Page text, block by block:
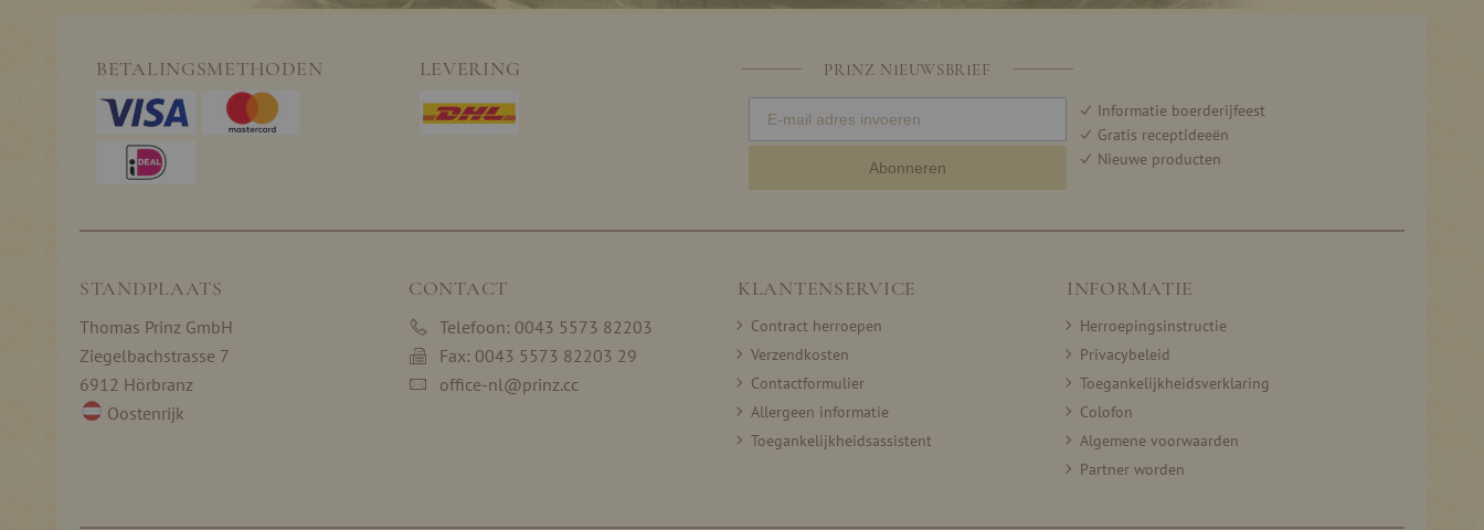
BETALINGSMETHODEN LEVERING PRINZ NIEUWSBRIEF
Abonneren
Informatie boerderijfeest
Gratis receptideeën
Nieuwe producten
STANDPLAATS
Thomas Prinz GmbH
Ziegelbachstrasse 7
6912 Hörbranz
Oostenrijk
CONTACT
Telefoon: 0043 5573 82203
Fax: 0043 5573 82203 29
office-nl@prinz.cc
KLANTENSERVICE
Contract herroepen
Verzendkosten
Contactformulier
Allergeen informatie
Toegankelijkheidsassistent
INFORMATIE
Herroepingsinstructie
Privacybeleid
Toegankelijkheidsverklaring
Colofon
Algemene voorwaarden
Partner worden